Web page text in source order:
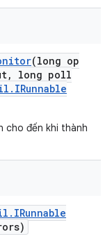
(long op
,
long poll
. IRunnable
cho đến khi thành
. IRunnable